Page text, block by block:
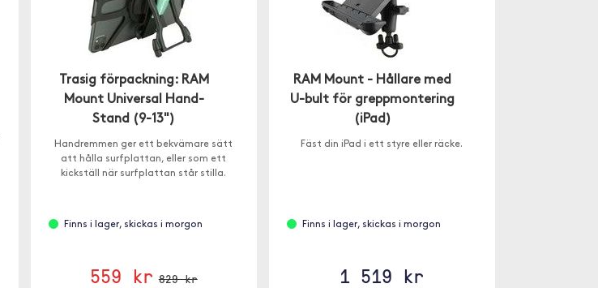
Trasig förpackning: RAM
Mount Universal Hand-
Stand (9-13")
Handremmen ger ett bekvämare sätt
att hålla surfplattan, eller som ett
kickställ när surfplattan står stilla.
Finns i lager, skickas i morgon
559 kr 829 kr
RAM Mount - Hållare med
U-bult för greppmontering
(iPad)
Fäst din iPad i ett styre eller räcke.
Finns i lager, skickas i morgon
1 519 kr